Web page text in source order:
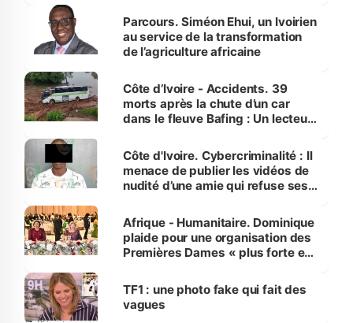
Parcours. Siméon Ehui, un Ivoirien
au service de la transformation
de l’agriculture africaine
Côte d’Ivoire - Accidents. 39
morts après la chute d’un car
dans le fleuve Bafing : Un lecteur
des Transports
Côte d'Ivoire. Cybercriminalité : Il
menace de publier les vidéos de
nudité d’une amie qui refuse ses
Afrique - Humanitaire. Dominique
plaide pour une organisation des
Premières Dames « plus forte et
sur la scène internationale »
TF1 : une photo fake qui fait des
vagues